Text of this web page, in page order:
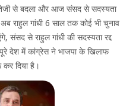
से बदला और आज संसद से सदस्यता
अब राहुल गांधी 6 साल तक कोई भी चुनाव
संसद से राहुल गांधी की सदस्यता रद्द
देश में कांग्रेस ने भाजपा के खिलाफ
दिया है।